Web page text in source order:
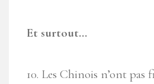
Et surtout…
10. Les Chinois n’ont pas